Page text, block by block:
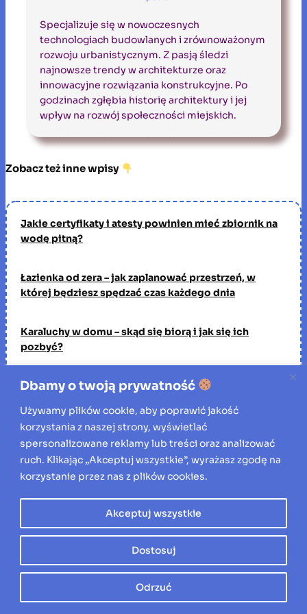
Dbamy o twoją prywatność
Używamy plików cookie, aby poprawić jakość
korzystania z naszej strony, wyświetlać
spersonalizowane reklamy lub treści oraz analizować
ruch. Klikając „Akceptuj wszystkie”, wyrażasz zgodę na
korzystanie przez nas z plików cookies.
Dostosuj
Odrzuć
Akceptuj wszystkie
Specjalizuje się w nowoczesnych
technologiach budowlanych i zrównoważonym
rozwoju urbanistycznym. Z pasją śledzi
najnowsze trendy w architekturze oraz
innowacyjne rozwiązania konstrukcyjne. Po
godzinach zgłębia historię architektury i jej
wpływ na rozwój społeczności miejskich.
Zobacz też inne wpisy
Jakie certyfikaty i atesty powinien mieć zbiornik na
wodę pitną?
Łazienka od zera – jak zaplanować przestrzeń, w
której będziesz spędzać czas każdego dnia
Karaluchy w domu – skąd się biorą i jak się ich
pozbyć?
Ile kosztuje zwalczenie szkodników drewna przez
Znajdź artykuł
Szukaj
Zwyżki
Farby do betonu – trwałe